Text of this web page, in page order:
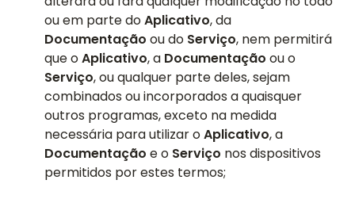
ou em parte doAplicativo, da
Documentação ou do Serviço, nem permitirá
que oAplicativo, a Documentação ou o
Serviço, ou qualquer parte deles, sejam
combinados ou incorporados a quaisquer
outros programas, exceto na medida
necessária para utilizar oAplicativo, a
Documentação e o Serviço nos dispositivos
permitidos por estes termos;